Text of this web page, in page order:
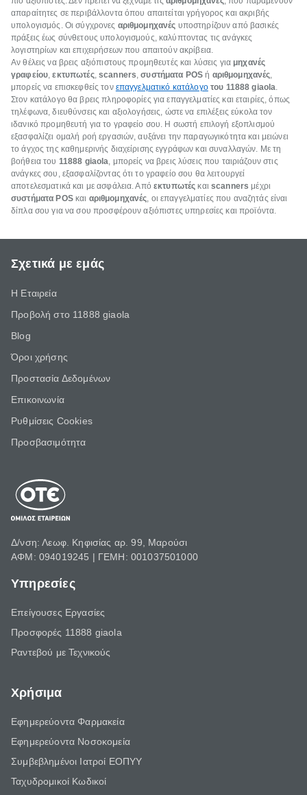
απαραίτητες σε περιβάλλοντα όπου απαιτείται γρήγορος και ακριβής
υπολογισμός. Οι σύγχρονες αριθμομηχανές υποστηρίζουν από βασικές
πράξεις έως σύνθετους υπολογισμούς, καλύπτοντας τις ανάγκες
λογιστηρίων και επιχειρήσεων που απαιτούν ακρίβεια.
Αν θέλεις να βρεις αξιόπιστους προμηθευτές και λύσεις για μηχανές
γραφείου,εκτυπωτές, scanners,συστήματα POS ή αριθμομηχανές,
μπορείς να επισκεφθείς τον επαγγελματικό κατάλογοτου 11888giaola.
Στον κατάλογο θα βρεις πληροφορίες για επαγγελματίες και εταιρίες, όπως
τηλέφωνα, διευθύνσεις και αξιολογήσεις, ώστε να επιλέξεις εύκολα τον
ιδανικό προμηθευτή για το γραφείο σου. Η σωστή επιλογή εξοπλισμού
εξασφαλίζει ομαλή ροή εργασιών, αυξάνει την παραγωγικότητα και μειώνει
το άγχος της καθημερινής διαχείρισης εγγράφων και συναλλαγών. Με τη
βοήθεια του 11888 giaola, μπορείς να βρεις λύσεις που ταιριάζουν στις
ανάγκες σου, εξασφαλίζοντας ότι το γραφείο σου θα λειτουργεί
αποτελεσματικά και με ασφάλεια. Απόεκτυπωτές καιscanners μέχρι
συστήματα POSκαι αριθμομηχανές, οι επαγγελματίες που αναζητάς είναι
δίπλα σου για να σου προσφέρουν αξιόπιστες υπηρεσίες και προϊόντα.
Σχετικά με εμάς
Η Εταιρεία
Προβολή στο 11888 giaola
Blog
Όροι χρήσης
Προστασία Δεδομένων
Επικοινωνία
Ρυθμίσεις Cookies
Προσβασιμότητα
Δ/νση: Λεωφ. Κηφισίας αρ. 99, Μαρούσι
ΑΦΜ: 094019245 | ΓΕΜΗ: 001037501000
Υπηρεσίες
Επείγουσες Εργασίες
Προσφορές 11888 giaola
Ραντεβού με Τεχνικούς
Χρήσιμα
Εφημερεύοντα Φαρμακεία
Εφημερεύοντα Νοσοκομεία
Συμβεβλημένοι Ιατροί ΕΟΠΥΥ
Ταχυδρομικοί Κωδικοί